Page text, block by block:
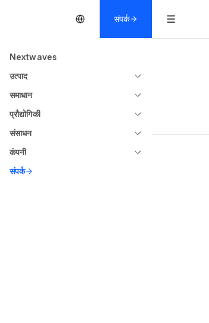
संपर्क
Nextwaves
उत्पाद
समाधान
प्रौद्योगिकी
संसाधन
कंपनी
संपर्क